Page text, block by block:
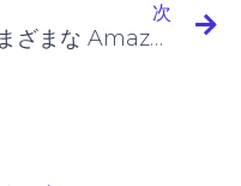
次
さまざまな Amazon EBS ボリュームタイプ